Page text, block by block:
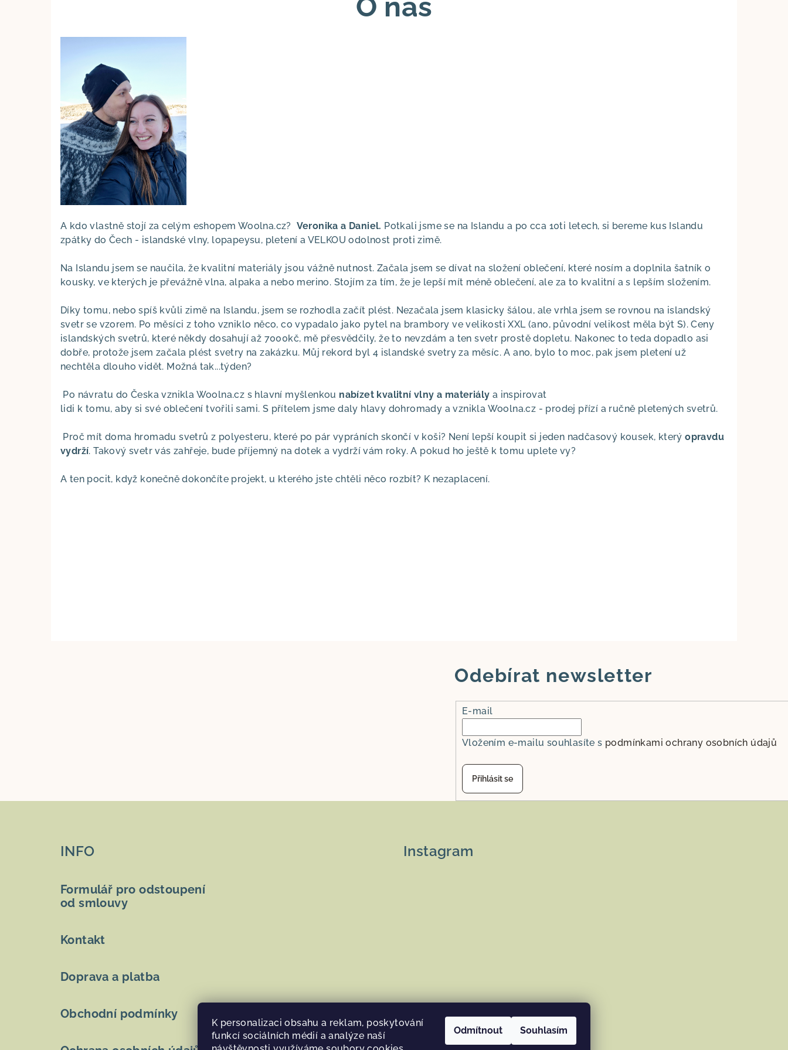
K personalizaci obsahu a reklam, poskytování
funkcí sociálních médií a analýze naší
Odmítnout Souhlasím
A kdo vlastně stojí za celým eshopem Woolna.cz? Veronika a Daniel. Potkali jsme se na Islandu a po cca 10ti letech, si bereme kus Islandu
zpátky do Čech - islandské vlny, lopapeysu, pletení a VELKOU odolnost proti zimě.
Na Islandu jsem se naučila, že kvalitní materiály jsou vážně nutnost. Začala jsem se dívat na složení oblečení, které nosím a doplnila šatník o
kousky, ve kterých je převážně vlna, alpaka a nebo merino. Stojím za tím, že je lepší mít méně oblečení, ale za to kvalitní a s lepším složením.
Díky tomu, nebo spíš kvůli zimě na Islandu, jsem se rozhodla začít plést. Nezačala jsem klasicky šálou, ale vrhla jsem se rovnou na islandský
svetr se vzorem. Po měsíci z toho vzniklo něco, co vypadalo jako pytel na brambory ve velikosti XXL (ano, původní velikost měla být S). Ceny
islandských svetrů, které někdy dosahují až 7000kč, mě přesvědčily, že to nevzdám a ten svetr prostě dopletu. Nakonec to teda dopadlo asi
dobře, protože jsem začala plést svetry na zakázku. Můj rekord byl 4 islandské svetry za měsíc. A ano, bylo to moc, pak jsem pletení už
nechtěla dlouho vidět. Možná tak...týden?
Po návratu do Česka vznikla Woolna.cz s hlavní myšlenkou nabízet kvalitní vlny a materiály a inspirovat
lidi k tomu, aby si své oblečení tvořili sami. S přítelem jsme daly hlavy dohromady a vznikla Woolna.cz - prodej přízí a ručně pletených svetrů.
Proč mít doma hromadu svetrů z polyesteru, které po pár vypráních skončí v koši? Není lepší koupit si jeden nadčasový kousek, kterýopravdu
vydrží. Takový svetr vás zahřeje, bude příjemný na dotek a vydrží vám roky. A pokud ho ještě k tomu uplete vy?
A ten pocit, když konečně dokončíte projekt, u kterého jste chtěli něco rozbít? K nezaplacení.
Odebírat newsletter
E-mail
Vložením e-mailu souhlasíte s podmínkami ochrany osobních údajů
Přihlásit se
INFO
Formulář pro odstoupení
od smlouvy
Kontakt
Doprava a platba
Obchodní podmínky
Instagram
Sledovat na Instagramu